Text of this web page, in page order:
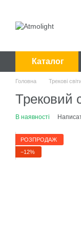
Каталог
Головна Трекові
Трековий
В наявності
РОЗПРОДАЖ
−12%